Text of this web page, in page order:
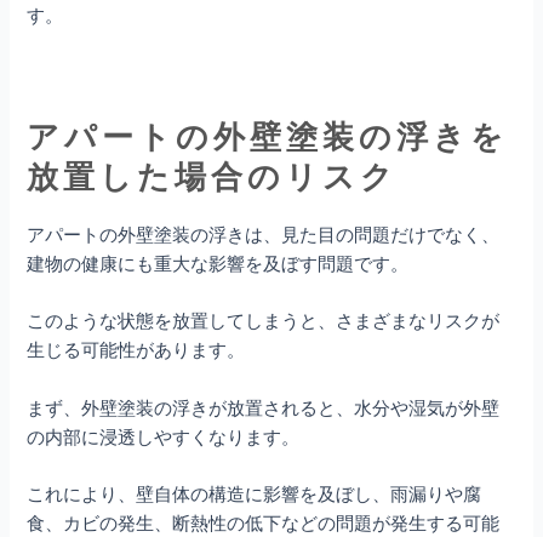
す。
アパートの外壁塗装の浮きを
放置した場合のリスク
アパートの外壁塗装の浮きは、見た目の問題だけでなく、
建物の健康にも重大な影響を及ぼす問題です。
このような状態を放置してしまうと、さまざまなリスクが
生じる可能性があります。
まず、外壁塗装の浮きが放置されると、水分や湿気が外壁
の内部に浸透しやすくなります。
これにより、壁自体の構造に影響を及ぼし、雨漏りや腐
食、カビの発生、断熱性の低下などの問題が発生する可能